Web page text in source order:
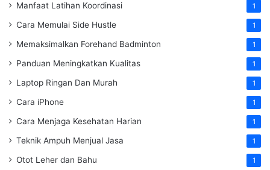
Manfaat Latihan Koordinasi 1
Cara Memulai Side Hustle 1
Memaksimalkan Forehand Badminton 1
Panduan Meningkatkan Kualitas 1
Laptop Ringan Dan Murah 1
Cara iPhone 1
Cara Menjaga Kesehatan Harian 1
Teknik Ampuh Menjual Jasa 1
Otot Leher dan Bahu 1